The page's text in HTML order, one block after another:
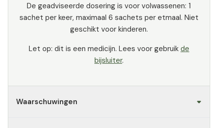
⁠De geadviseerde dosering is voor volwassenen: 1
sachet per keer, maximaal 6 sachets per etmaal. Niet
geschikt voor kinderen.
Let op: dit is een medicijn. Lees voor gebruik de
bijsluiter.
Waarschuwingen